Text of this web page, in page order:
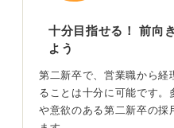
十分目指せる！ 前向
よう
第二新卒で、営業職から経
ることは十分に可能です
や意欲のある第二新卒の採